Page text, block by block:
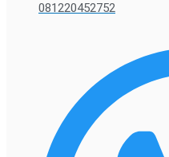
081220452752